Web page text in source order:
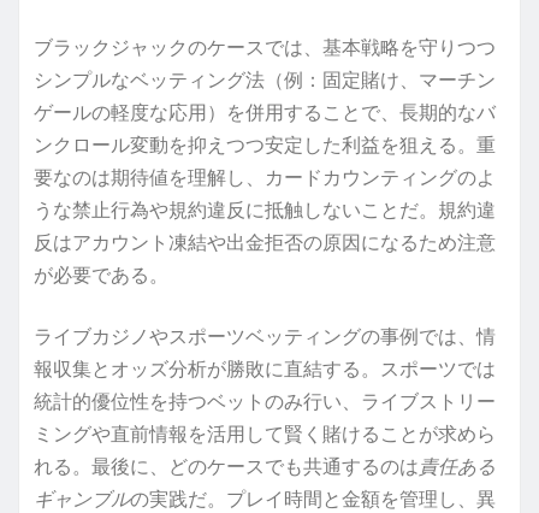
ブラックジャックのケースでは、基本戦略を守りつつ
シンプルなベッティング法（例：固定賭け、マーチン
ゲールの軽度な応用）を併用することで、長期的なバ
ンクロール変動を抑えつつ安定した利益を狙える。重
要なのは期待値を理解し、カードカウンティングのよ
うな禁止行為や規約違反に抵触しないことだ。規約違
反はアカウント凍結や出金拒否の原因になるため注意
が必要である。
ライブカジノやスポーツベッティングの事例では、情
報収集とオッズ分析が勝敗に直結する。スポーツでは
統計的優位性を持つベットのみ行い、ライブストリー
ミングや直前情報を活用して賢く賭けることが求めら
れる。最後に、どのケースでも共通するのは責任ある
ギャンブルの実践だ。プレイ時間と金額を管理し、異